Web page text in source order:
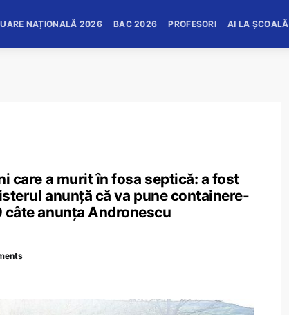
NAȚIONALĂ 2026 BAC 2026 PROFESORI AI LA ȘCOALĂ
care a murit în fosa septică: a fost
anunță că va pune containere-
câte anunța Andronescu